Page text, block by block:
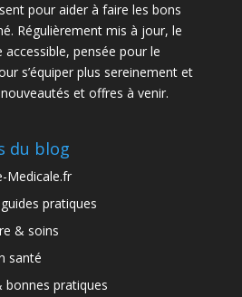
pour aider à faire les bons
Régulièrement mis à jour, le
pensée pour le
s’équiper plus sereinement et
et offres à venir.
du blog
Medicale.fr
pratiques
& soins
santé
bonnes pratiques